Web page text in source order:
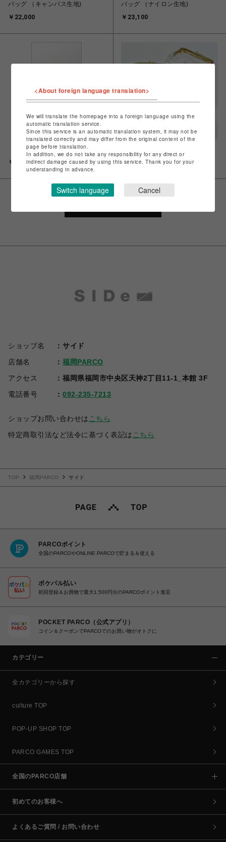
バッグ （キャンバス生地)
￥22,000
バッグ （ナイロン生地)
￥23,100
【Aquvii】クリア キーケース
￥1,650
￥1,650
ショップ名
サイド
店舗名
福岡PARCO
アクセス
福岡県福岡市中央区天神2丁目11-1_本館 3F
電話番号
092-235-7213
ショップお問い合わせは こちら
特定商取引法など法令に基づく表記は こちら
TOP 福岡PARCO サイド
PARCOポイント
全国のPARCOやONLINE PARCOで貯まる＆使える
ポケパル払い
初回登録＆お買物で最大1,500円分のPARCOポイント進呈
POCKET PARCO（公式アプリ）
コイン＆クーポンでPARCOでのお買い物がオトクに
カテゴリー
全カテゴリーから探す
culture TOP
POP-UP SHOP TOP
PARCO GAMES TOP
全国のPARCO店舗
初めてのお客様へ
よくあるご質問 / お問い合わせ
<About foreign language translation>
We will translate the homepage into a foreign language using the
automatic translation service.
Since this service is an automatic translation system, it may not be
translated correctly and may differ from the original content of the
page before translation.
In addition, we do not take any responsibility for any direct or
indirect damage caused by using this service. Thank you for your
understanding in advance.
Switch language Cancel